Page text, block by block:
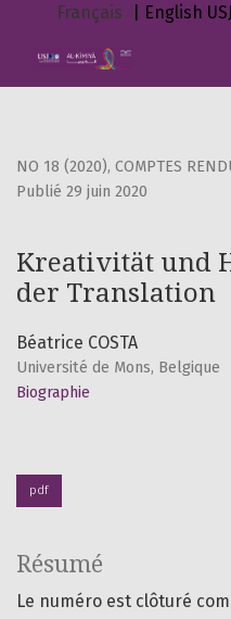
Kreativität und
Français | English
NO 18 (2020), COMPTES
Kreativität und
der Translation
Publié 29 juin 2020
Béatrice COSTA
Université de Mons, Belgique
Biographie
pdf
Résumé
Le numéro est clôturé